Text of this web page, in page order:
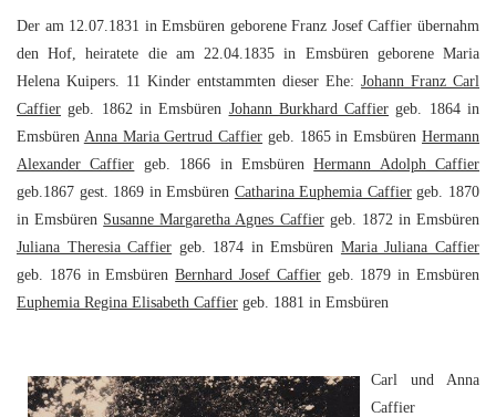
Der am 12.07.1831 in Emsbüren geborene Franz Josef Caffier übernahm
den Hof, heiratete die am 22.04.1835 in Emsbüren geborene Maria
Helena Kuipers. 11 Kinder entstammten dieser Ehe: Johann Franz Carl
Caffier geb. 1862 in Emsbüren Johann Burkhard Caffier geb. 1864 in
Emsbüren Anna Maria Gertrud Caffier geb. 1865 in EmsbürenHermann
Alexander Caffier geb. 1866 in EmsbürenHermann Adolph Caffier
geb.1867 gest. 1869 in Emsbüren Catharina Euphemia Caffiergeb. 1870
in Emsbüren Susanne Margaretha Agnes Caffiergeb. 1872 in Emsbüren
Juliana Theresia Caffier geb. 1874 in Emsbüren Maria Juliana Caffier
geb. 1876 in EmsbürenBernhard Josef Caffiergeb. 1879 in Emsbüren
Euphemia Regina Elisabeth Caffier geb. 1881 in Emsbüren
Carl und Anna
Caffier